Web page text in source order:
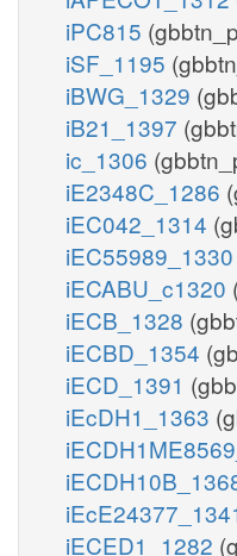
iPC815
iSF_1195
iBWG_1329
iB21_1397
ic_1306
iE2348C_1286
iEC042_1314
iEC55989_1330
iECABU_c1320
iECB_1328
iECBD_1354
iECD_1391
iEcDH1_1363
iECED1_1282